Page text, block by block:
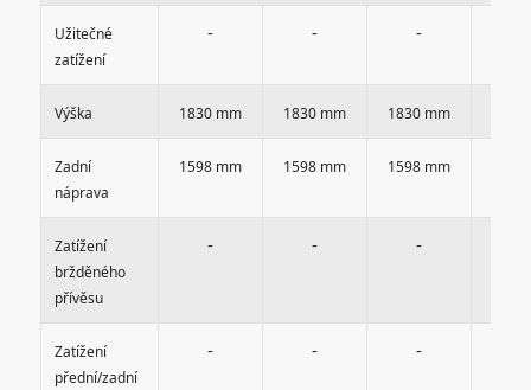
Užitečné
zatížení
- - -
Výška 1830 mm 1830 mm 1830 mm
Zadní
náprava
1598 mm 1598 mm 1598 mm
Zatížení
bržděného
přívěsu
- - -
Zatížení
přední/zadní
- - -